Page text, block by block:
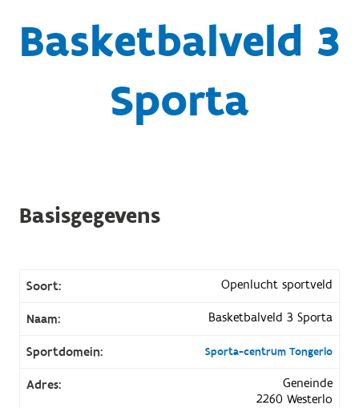
Basketbalveld 3
Sporta
Basisgegevens
Soort: Openlucht sportveld
Naam: Basketbalveld 3 Sporta
Sportdomein: Sporta-centrum Tongerlo
Adres:
Geneinde
2260 Westerlo